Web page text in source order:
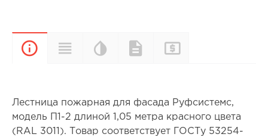
ОписаниеХарактеристики
Цветовая
палитра
Документы
Лестница пожарная для фасада Руфсистемс,
модель П1-2 длиной 1,05 метра красного цвета
(RAL 3011). Товар соответствует ГОСТу 53254-